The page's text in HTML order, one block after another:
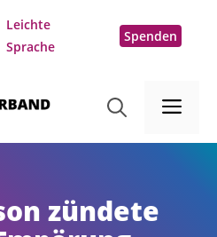
Leichte
Sprache
Spenden
zündete